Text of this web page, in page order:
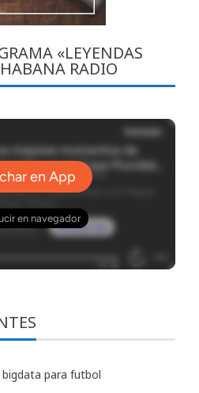
«LEYENDAS
RADIO
para futbol